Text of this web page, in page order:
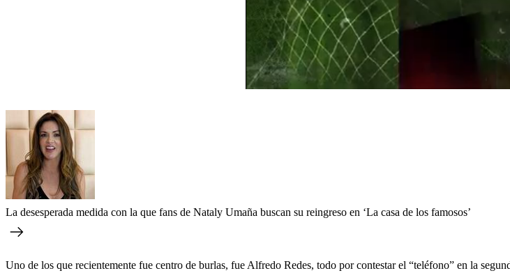
La desesperada medida con la que fans de Nataly Umaña buscan su reingreso en ‘La casa de los famosos’
Uno de los que recientemente fue centro de burlas, fue Alfredo Redes, todo por contestar el “teléfono” en la